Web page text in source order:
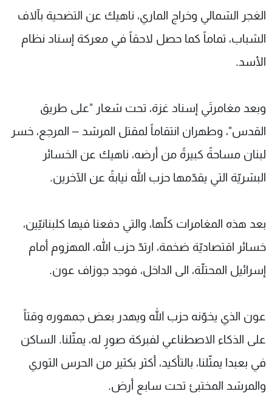
الغجر الشمالي وخراج الماري، ناهيك عن التضحية بآلاف
الشباب، تماماً كما حصل لاحقاً في معركة إسناد نظام
الأسد.
وبعد مغامرتَي إسناد غزة، تحت شعار "على طريق
القدس"، وطهران انتقاماً لمقتل المرشد – المرجع، خسر
لبنان مساحةً كبيرةً من أرضه، ناهيك عن الخسائر
البشريّة التي يقدّمها حزب الله نيابةً عن الآخرين.
بعد هذه المغامرات كلّها، والتي دفعنا فيها كلبنانيّين،
خسائر اقتصاديّة ضخمة، ارتدّ حزب الله، المهزوم أمام
إسرائيل المحتلّة، الى الداخل، فوجد جوزاف عون.
عون الذي يخوّنه حزب الله ويهدر بعض جمهوره وقتاً
على الذكاء الاصطناعي لفبركة صورٍ له، يمثّلنا. الساكن
في بعبدا يمثّلنا، بالتأكيد، أكثر بكثير من الحرس الثوري
والمرشد المختبئ تحت سابع أرض.